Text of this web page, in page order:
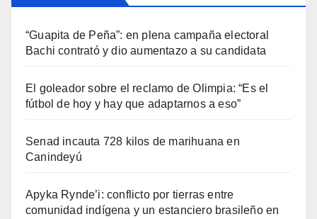
“Guapita de Peña”: en plena campaña electoral
Bachi contrató y dio aumentazo a su candidata
El goleador sobre el reclamo de Olimpia: “Es el
fútbol de hoy y hay que adaptarnos a eso”
Senad incauta 728 kilos de marihuana en
Canindeyú
Apyka Rynde’i: conflicto por tierras entre
comunidad indígena y un estanciero brasileño en